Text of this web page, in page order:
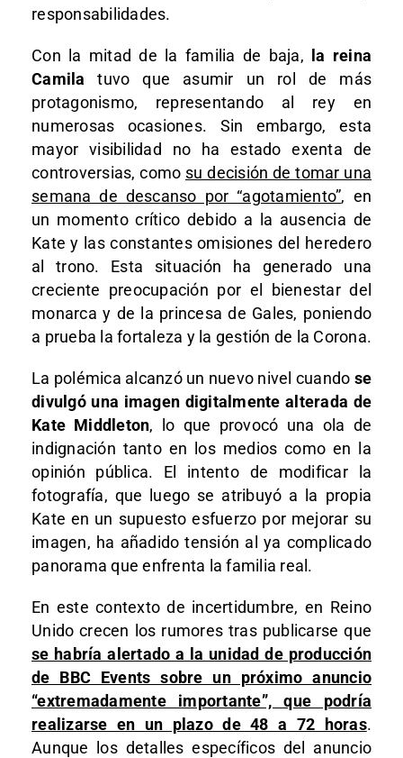
responsabilidades.
Con la mitad de la familia de baja,
la reina
Camila tuvo que asumir un rol de más
protagonismo, representando al rey en
numerosas ocasiones. Sin embargo, esta
mayor visibilidad no ha estado exenta de
controversias, como su decisión de tomar una
semana de descanso por “agotamiento”, en
un momento crítico debido a la ausencia de
Kate y las constantes omisiones del heredero
al trono. Esta situación ha generado una
creciente preocupación por el bienestar del
monarca y de la princesa de Gales, poniendo
a prueba la fortaleza y la gestión de la Corona.
La polémica alcanzó un nuevo nivel cuando se
divulgó una imagen digitalmente alterada de
Kate Middleton, lo que provocó una ola de
indignación tanto en los medios como en la
opinión pública. El intento de modificar la
fotografía, que luego se atribuyó a la propia
Kate en un supuesto esfuerzo por mejorar su
imagen, ha añadido tensión al ya complicado
panorama que enfrenta la familia real.
En este contexto de incertidumbre, en Reino
Unido crecen los rumores tras publicarse que
se habría alertado a la unidad de producción
de BBC Events sobre un próximo anuncio
“extremadamente importante”, que podría
realizarse en un plazo de 48 a 72 horas.
Aunque los detalles específicos del anuncio